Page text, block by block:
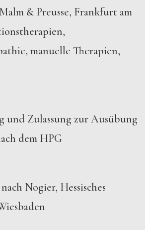
& Preusse, Frankfurt am
manuelle Therapien,
und Zulassung zur Ausübung
dem HPG
Nogier, Hessisches